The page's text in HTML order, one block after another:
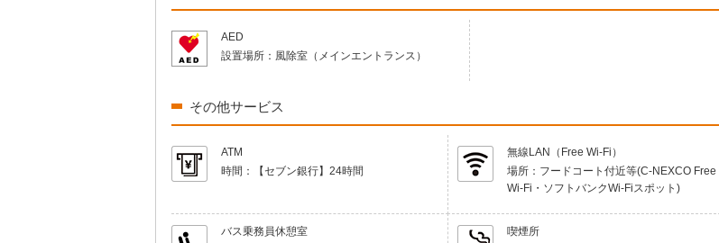
AED
設置場所： 風除室（メインエントランス）
その他サービス
ATM
時間：
【セブン銀行】24時間
無線LAN（Free Wi-Fi）
場所： フードコート付近等(C-NEXCO Free
Wi-Fi・ソフトバンクWi-Fiスポット)
バス乗務員休憩室
喫煙所